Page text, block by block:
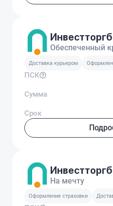
Обеспеченный
Доставка курьером
ПСК
Сумма
Срок
На мечту
Оформление страховки